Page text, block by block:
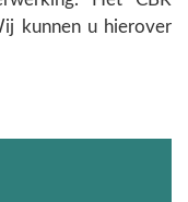
kunnen u hierover